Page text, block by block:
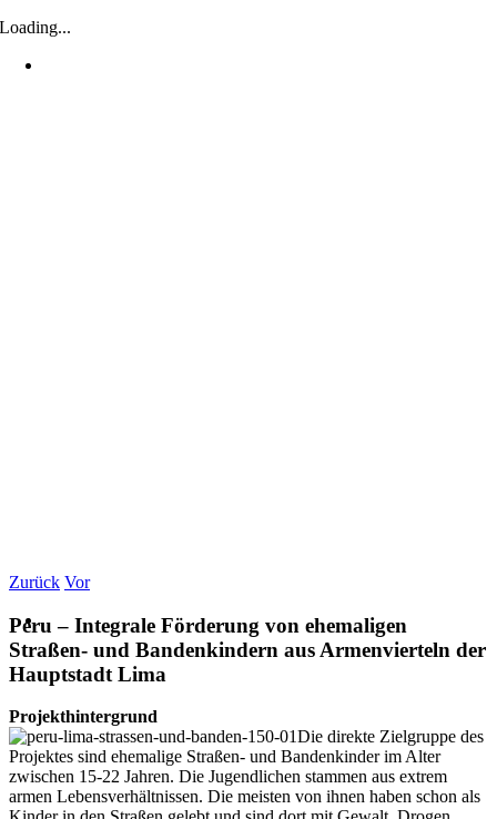
Loading...
Zurück Vor
Peru – Integrale Förderung von ehemaligen
Straßen- und Bandenkindern aus Armenvierteln der
Hauptstadt Lima
Projekthintergrund
Die direkte Zielgruppe des
Projektes sind ehemalige Straßen- und Bandenkinder im Alter
zwischen 15-22 Jahren. Die Jugendlichen stammen aus extrem
armen Lebensverhältnissen. Die meisten von ihnen haben schon als